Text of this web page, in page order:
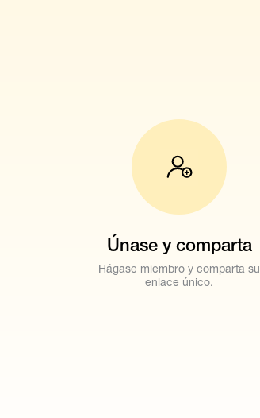
Únase y comparta
Hágase miembro y comparta su
enlace único.